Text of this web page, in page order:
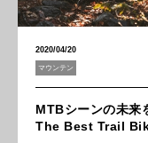
2020/04/20
マウンテン
MTBシーンの未
The Best Trail